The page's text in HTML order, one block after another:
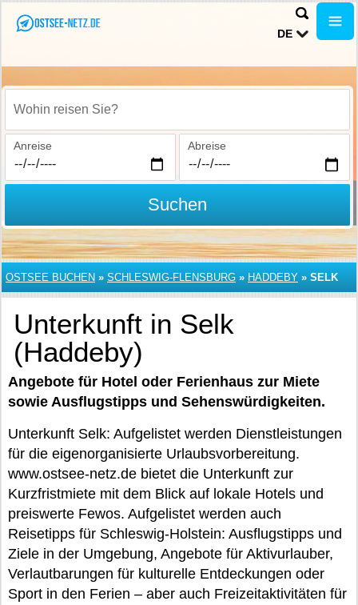
DE
Wohin reisen Sie?
Anreise Abreise
Suchen
OSTSEE BUCHEN » SCHLESWIG-FLENSBURG » HADDEBY » SELK
Unterkunft in Selk
(Haddeby)
Angebote für Hotel oder Ferienhaus zur Miete
sowie Ausflugstipps und Sehenswürdigkeiten.
Unterkunft Selk: Aufgelistet werden Dienstleistungen
für die eigenorganisierte Urlaubsvorbereitung.
www.ostsee-netz.de bietet die Unterkunft zur
Kurzfristmiete mit dem Blick auf lokale Hotels und
preiswerte Fewos. Aufgelistet werden auch
Reisetipps für Schleswig-Holstein: Ausflugstipps und
Ziele in der Umgebung, Angebote für Aktivurlauber,
Verlautbarungen für kulturelle Entdeckungen oder
Sport in den Ferien – aber auch Freizeitaktivitäten für